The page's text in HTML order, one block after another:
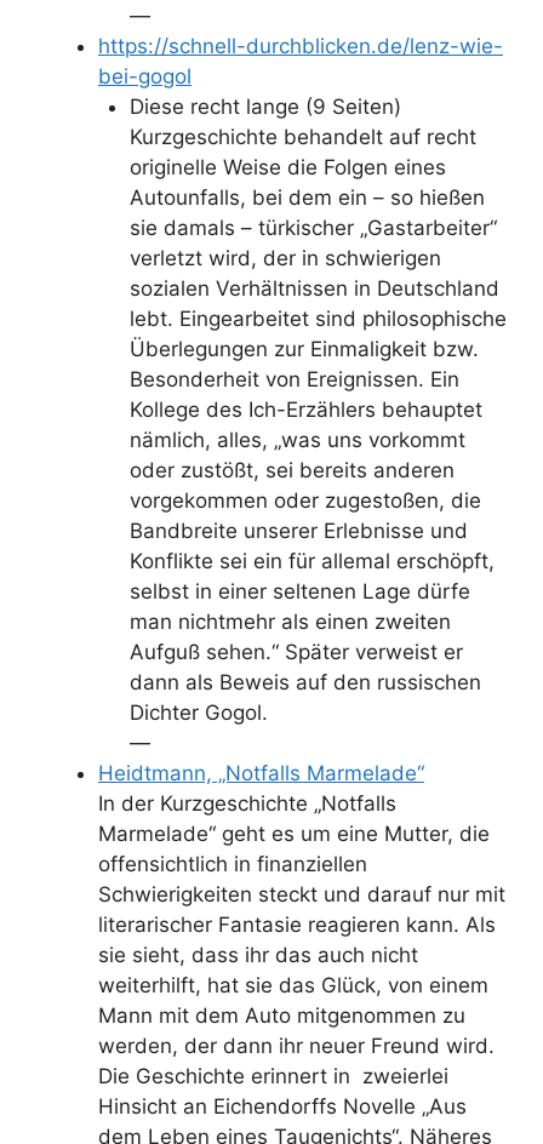
—
https://schnell-durchblicken.de/lenz-wie-
bei-gogol
Diese recht lange (9 Seiten)
Kurzgeschichte behandelt auf recht
originelle Weise die Folgen eines
Autounfalls, bei dem ein – so hießen
sie damals – türkischer „Gastarbeiter“
verletzt wird, der in schwierigen
sozialen Verhältnissen in Deutschland
lebt. Eingearbeitet sind philosophische
Überlegungen zur Einmaligkeit bzw.
Besonderheit von Ereignissen. Ein
Kollege des Ich-Erzählers behauptet
nämlich, alles, „was uns vorkommt
oder zustößt, sei bereits anderen
vorgekommen oder zugestoßen, die
Bandbreite unserer Erlebnisse und
Konflikte sei ein für allemal erschöpft,
selbst in einer seltenen Lage dürfe
man nichtmehr als einen zweiten
Aufguß sehen.“ Später verweist er
dann als Beweis auf den russischen
Dichter Gogol.
—
Heidtmann, „Notfalls Marmelade“
In der Kurzgeschichte „Notfalls
Marmelade“ geht es um eine Mutter, die
offensichtlich in finanziellen
Schwierigkeiten steckt und darauf nur mit
literarischer Fantasie reagieren kann. Als
sie sieht, dass ihr das auch nicht
weiterhilft, hat sie das Glück, von einem
Mann mit dem Auto mitgenommen zu
werden, der dann ihr neuer Freund wird.
Die Geschichte erinnert in zweierlei
Hinsicht an Eichendorffs Novelle „Aus
dem Leben eines Taugenichts“. Näheres